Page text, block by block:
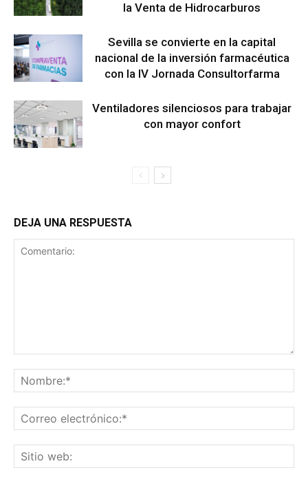
la Venta de Hidrocarburos
Sevilla se convierte en la capital
nacional de la inversión farmacéutica
con la IV Jornada Consultorfarma
Ventiladores silenciosos para trabajar
con mayor confort
DEJA UNA RESPUESTA